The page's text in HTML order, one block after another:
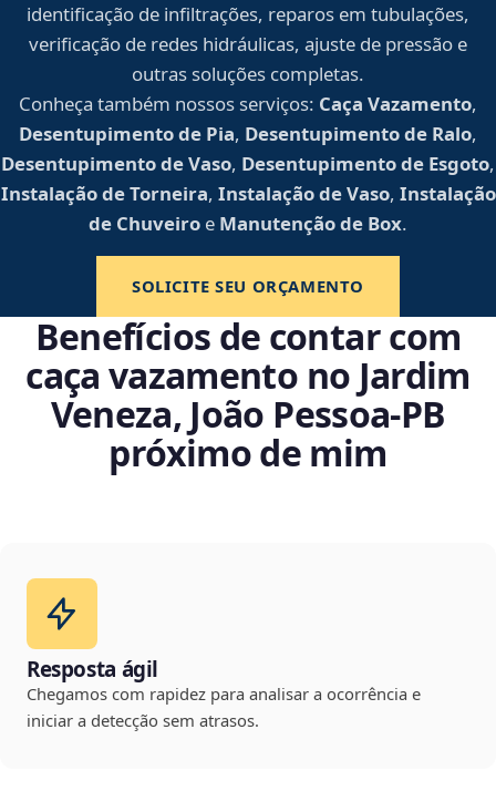
identificação de infiltrações, reparos em tubulações,
verificação de redes hidráulicas, ajuste de pressão e
outras soluções completas.
Conheça também nossos serviços: Caça Vazamento,
Desentupimento de Pia, Desentupimento de Ralo,
Desentupimento de Vaso, Desentupimento de Esgoto,
Instalação de Torneira, Instalação de Vaso, Instalação
de Chuveiro e Manutenção de Box.
SOLICITE SEU ORÇAMENTO
Benefícios de contar com
caça vazamento no Jardim
Veneza, João Pessoa‑PB
próximo de mim
Resposta ágil
Chegamos com rapidez para analisar a ocorrência e
iniciar a detecção sem atrasos.